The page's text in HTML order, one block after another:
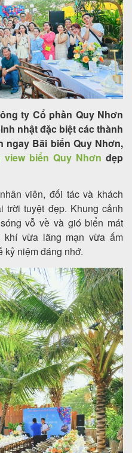
ty Cổ phần Quy Nhơn
nhật đặc biệt các thành
ngay Bãi biển Quy Nhơn,
view biển Quy Nhơn đẹp
viên, đối tác và khách
trời tuyệt đẹp. Khung cảnh
vỗ về và gió biển mát
khí vừa lãng mạn vừa ấm
kỷ niệm đáng nhớ.